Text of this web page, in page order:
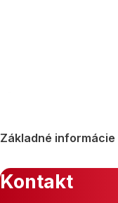
Základné informácie
Kontakt